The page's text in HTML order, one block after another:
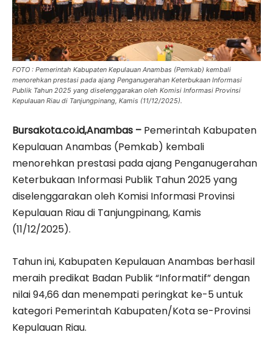
FOTO : Pemerintah Kabupaten Kepulauan Anambas (Pemkab) kembali
menorehkan prestasi pada ajang Penganugerahan Keterbukaan Informasi
Publik Tahun 2025 yang diselenggarakan oleh Komisi Informasi Provinsi
Kepulauan Riau di Tanjungpinang, Kamis (11/12/2025).
Bursakota.co.id,Anambas – Pemerintah Kabupaten
Kepulauan Anambas (Pemkab) kembali
menorehkan prestasi pada ajang Penganugerahan
Keterbukaan Informasi Publik Tahun 2025 yang
diselenggarakan oleh Komisi Informasi Provinsi
Kepulauan Riau di Tanjungpinang, Kamis
(11/12/2025).
Tahun ini, Kabupaten Kepulauan Anambas berhasil
meraih predikat Badan Publik “Informatif” dengan
nilai 94,66 dan menempati peringkat ke-5 untuk
kategori Pemerintah Kabupaten/Kota se-Provinsi
Kepulauan Riau.